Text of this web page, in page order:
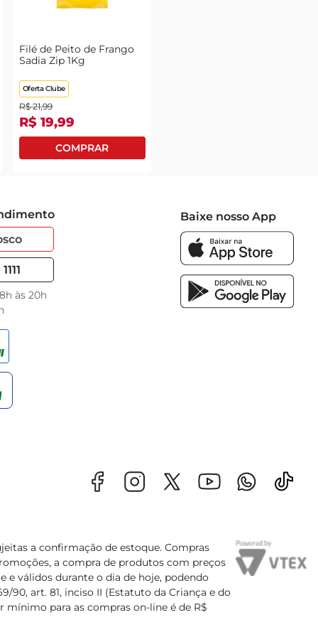
Filé de Peito de Frango
Sadia Zip 1Kg
Oferta Clube
R$ 21,99
R$ 19,99
às 20h
Baixe nosso App
a confirmação de estoque. Compras
a compra de produtos com preços
e válidos durante o dia de hoje, podendo
90, art. 81, inciso II (Estatuto da Criança e do
mínimo para as compras on-line é de R$